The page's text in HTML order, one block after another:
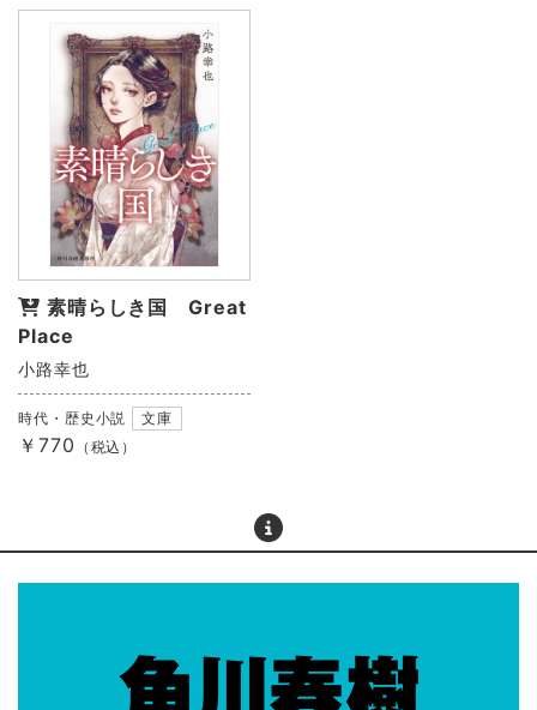
素晴らしき国 Great
Place
小路幸也
時代・歴史小説 文庫
￥770 （税込）